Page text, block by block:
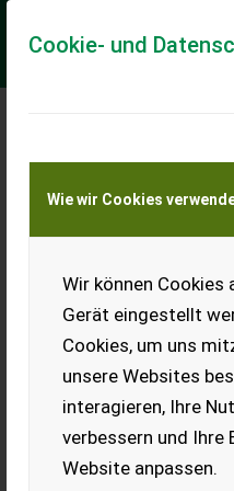
Cookie- und
Wie wir Cookies
Wir können Cookies
Gerät eingestellt
Cookies, um uns
unsere Websites
interagieren, Ihre
verbessern und Ihre
Website anpassen.
Meine
Transport von
KEINE
Sonstige
13636
EUR 440 MwSt nicht